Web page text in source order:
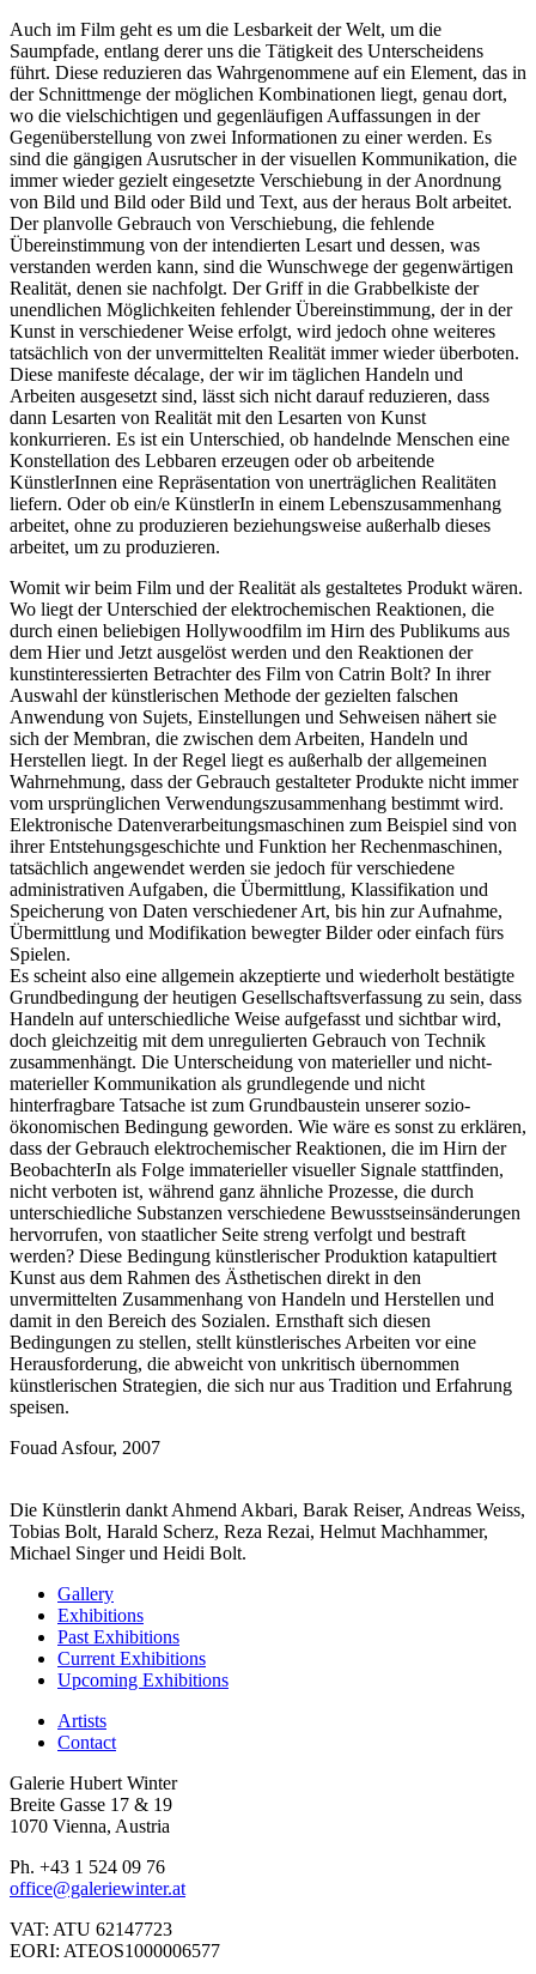
Auch im Film geht es um die Lesbarkeit der Welt, um die
Saumpfade, entlang derer uns die Tätigkeit des Unterscheidens
führt. Diese reduzieren das Wahrgenommene auf ein Element, das in
der Schnittmenge der möglichen Kombinationen liegt, genau dort,
wo die vielschichtigen und gegenläufigen Auffassungen in der
Gegenüberstellung von zwei Informationen zu einer werden. Es
sind die gängigen Ausrutscher in der visuellen Kommunikation, die
immer wieder gezielt eingesetzte Verschiebung in der Anordnung
von Bild und Bild oder Bild und Text, aus der heraus Bolt arbeitet.
Der planvolle Gebrauch von Verschiebung, die fehlende
Übereinstimmung von der intendierten Lesart und dessen, was
verstanden werden kann, sind die Wunschwege der gegenwärtigen
Realität, denen sie nachfolgt. Der Griff in die Grabbelkiste der
unendlichen Möglichkeiten fehlender Übereinstimmung, der in der
Kunst in verschiedener Weise erfolgt, wird jedoch ohne weiteres
tatsächlich von der unvermittelten Realität immer wieder überboten.
Diese manifeste décalage, der wir im täglichen Handeln und
Arbeiten ausgesetzt sind, lässt sich nicht darauf reduzieren, dass
dann Lesarten von Realität mit den Lesarten von Kunst
konkurrieren. Es ist ein Unterschied, ob handelnde Menschen eine
Konstellation des Lebbaren erzeugen oder ob arbeitende
KünstlerInnen eine Repräsentation von unerträglichen Realitäten
liefern. Oder ob ein/e KünstlerIn in einem Lebenszusammenhang
arbeitet, ohne zu produzieren beziehungsweise außerhalb dieses
arbeitet, um zu produzieren.
Womit wir beim Film und der Realität als gestaltetes Produkt wären.
Wo liegt der Unterschied der elektrochemischen Reaktionen, die
durch einen beliebigen Hollywoodfilm im Hirn des Publikums aus
dem Hier und Jetzt ausgelöst werden und den Reaktionen der
kunstinteressierten Betrachter des Film von Catrin Bolt? In ihrer
Auswahl der künstlerischen Methode der gezielten falschen
Anwendung von Sujets, Einstellungen und Sehweisen nähert sie
sich der Membran, die zwischen dem Arbeiten, Handeln und
Herstellen liegt. In der Regel liegt es außerhalb der allgemeinen
Wahrnehmung, dass der Gebrauch gestalteter Produkte nicht immer
vom ursprünglichen Verwendungszusammenhang bestimmt wird.
Elektronische Datenverarbeitungsmaschinen zum Beispiel sind von
ihrer Entstehungsgeschichte und Funktion her Rechenmaschinen,
tatsächlich angewendet werden sie jedoch für verschiedene
administrativen Aufgaben, die Übermittlung, Klassifikation und
Speicherung von Daten verschiedener Art, bis hin zur Aufnahme,
Übermittlung und Modifikation bewegter Bilder oder einfach fürs
Spielen.
Es scheint also eine allgemein akzeptierte und wiederholt bestätigte
Grundbedingung der heutigen Gesellschaftsverfassung zu sein, dass
Handeln auf unterschiedliche Weise aufgefasst und sichtbar wird,
doch gleichzeitig mit dem unregulierten Gebrauch von Technik
zusammenhängt. Die Unterscheidung von materieller und nicht-
materieller Kommunikation als grundlegende und nicht
hinterfragbare Tatsache ist zum Grundbaustein unserer sozio-
ökonomischen Bedingung geworden. Wie wäre es sonst zu erklären,
dass der Gebrauch elektrochemischer Reaktionen, die im Hirn der
BeobachterIn als Folge immaterieller visueller Signale stattfinden,
nicht verboten ist, während ganz ähnliche Prozesse, die durch
unterschiedliche Substanzen verschiedene Bewusstseinsänderungen
hervorrufen, von staatlicher Seite streng verfolgt und bestraft
werden? Diese Bedingung künstlerischer Produktion katapultiert
Kunst aus dem Rahmen des Ästhetischen direkt in den
unvermittelten Zusammenhang von Handeln und Herstellen und
damit in den Bereich des Sozialen. Ernsthaft sich diesen
Bedingungen zu stellen, stellt künstlerisches Arbeiten vor eine
Herausforderung, die abweicht von unkritisch übernommen
künstlerischen Strategien, die sich nur aus Tradition und Erfahrung
speisen.
Fouad Asfour, 2007
Die Künstlerin dankt Ahmend Akbari, Barak Reiser, Andreas Weiss,
Tobias Bolt, Harald Scherz, Reza Rezai, Helmut Machhammer,
Michael Singer und Heidi Bolt.
Gallery
Exhibitions
Past Exhibitions
Current Exhibitions
Upcoming Exhibitions
Artists
Contact
Galerie Hubert Winter
Breite Gasse 17 & 19
1070 Vienna, Austria
Ph. +43 1 524 09 76
office@galeriewinter.at
VAT: ATU 62147723
EORI: ATEOS1000006577